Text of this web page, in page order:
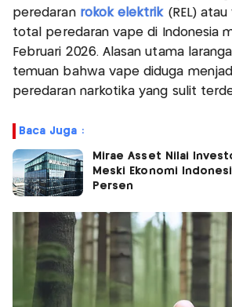
peredaran rokok elektrik(REL) atau
total peredaran vape di Indonesia
Februari 2026. Alasan utama
temuan bahwa vape diduga
peredaran narkotika yang sulit
Baca Juga :
Mirae Asset Nilai
Meski Ekonomi
Persen